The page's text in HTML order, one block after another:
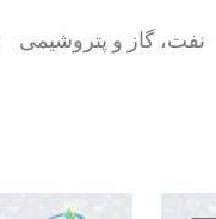
نفت، گاز و پتروشیمی